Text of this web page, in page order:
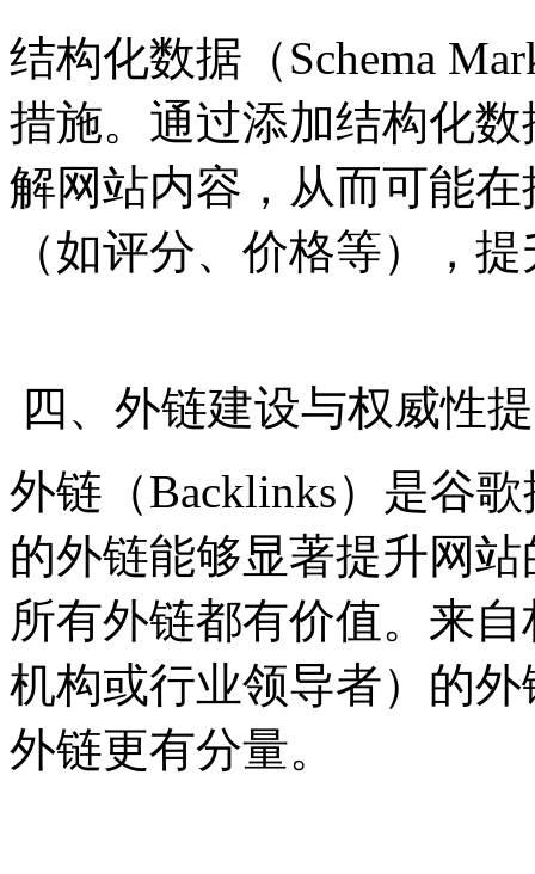
结构化数据（Schema
措施。通过添加结构化
解网站内容，从而可能
（如评分、价格等），
四、外链建设与权威性
外链（Backlinks）是谷
的外链能够显著提升网
所有外链都有价值。来
机构或行业领导者）的
外链更有分量。